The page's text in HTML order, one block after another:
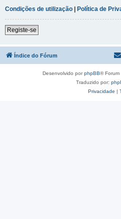
Condições de utilização | Política de
Registe-se
Índice do Fórum
Desenvolvido porphpBB® Forum
Traduzido por:
Privacidade |